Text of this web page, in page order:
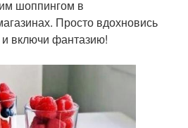
шоппингом в
Просто вдохновись
включи фантазию!